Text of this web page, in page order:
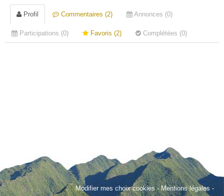
Profil Commentaires (2) Annonces (0)
Participations (0) Favoris (2) Complétées (0)
Modifier mes choix cookies-Mentions légales -